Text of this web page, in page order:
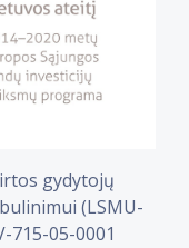
gydytojų
(LSMU-
715-05-0001